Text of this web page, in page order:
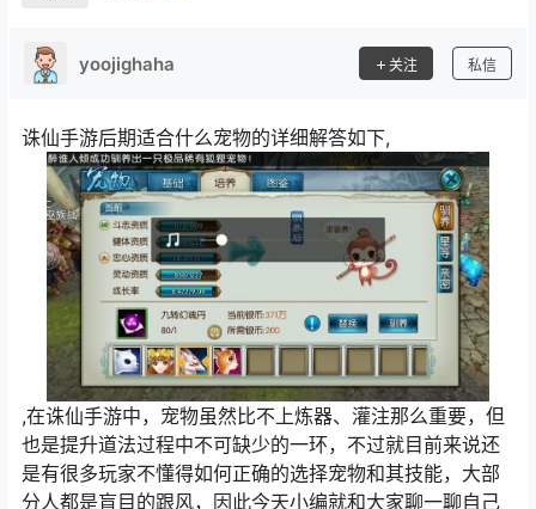
yoojighaha 关注 私信
诛仙手游后期适合什么宠物的详细解答如下,
,在诛仙手游中，宠物虽然比不上炼器、灌注那么重要，但
也是提升道法过程中不可缺少的一环，不过就目前来说还
是有很多玩家不懂得如何正确的选择宠物和其技能，大部
分人都是盲目的跟风，因此今天小编就和大家聊一聊自己